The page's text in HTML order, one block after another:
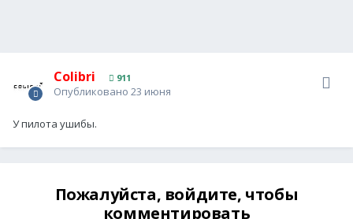
Colibri 911
Опубликовано 23 июня
У пилота ушибы.
Пожалуйста, войдите, чтобы
комментировать